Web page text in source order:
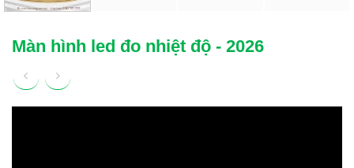
Màn hình led đo nhiệt độ - 2026